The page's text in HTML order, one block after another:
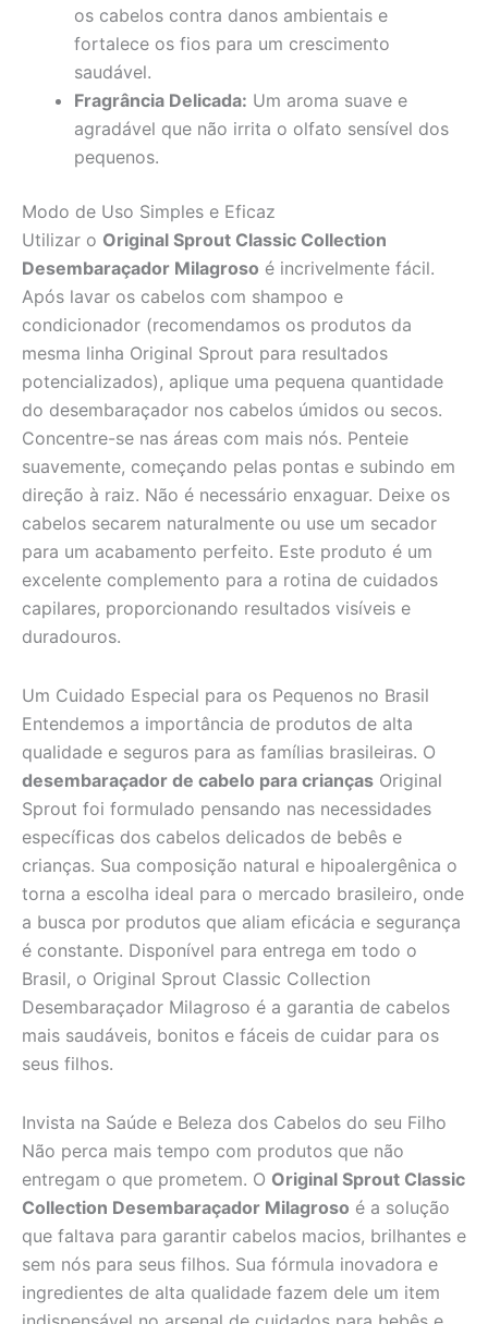
os cabelos contra danos ambientais e
fortalece os fios para um crescimento
saudável.
Fragrância Delicada: Um aroma suave e
agradável que não irrita o olfato sensível dos
pequenos.
Modo de Uso Simples e Eficaz
Utilizar o Original Sprout Classic Collection
Desembaraçador Milagroso é incrivelmente fácil.
Após lavar os cabelos com shampoo e
condicionador (recomendamos os produtos da
mesma linha Original Sprout para resultados
potencializados), aplique uma pequena quantidade
do desembaraçador nos cabelos úmidos ou secos.
Concentre-se nas áreas com mais nós. Penteie
suavemente, começando pelas pontas e subindo em
direção à raiz. Não é necessário enxaguar. Deixe os
cabelos secarem naturalmente ou use um secador
para um acabamento perfeito. Este produto é um
excelente complemento para a rotina de cuidados
capilares, proporcionando resultados visíveis e
duradouros.
Um Cuidado Especial para os Pequenos no Brasil
Entendemos a importância de produtos de alta
qualidade e seguros para as famílias brasileiras. O
desembaraçador de cabelo para crianças Original
Sprout foi formulado pensando nas necessidades
específicas dos cabelos delicados de bebês e
crianças. Sua composição natural e hipoalergênica o
torna a escolha ideal para o mercado brasileiro, onde
a busca por produtos que aliam eficácia e segurança
é constante. Disponível para entrega em todo o
Brasil, o Original Sprout Classic Collection
Desembaraçador Milagroso é a garantia de cabelos
mais saudáveis, bonitos e fáceis de cuidar para os
seus filhos.
Invista na Saúde e Beleza dos Cabelos do seu Filho
Não perca mais tempo com produtos que não
entregam o que prometem. O Original Sprout Classic
Collection Desembaraçador Milagroso é a solução
que faltava para garantir cabelos macios, brilhantes e
sem nós para seus filhos. Sua fórmula inovadora e
ingredientes de alta qualidade fazem dele um item